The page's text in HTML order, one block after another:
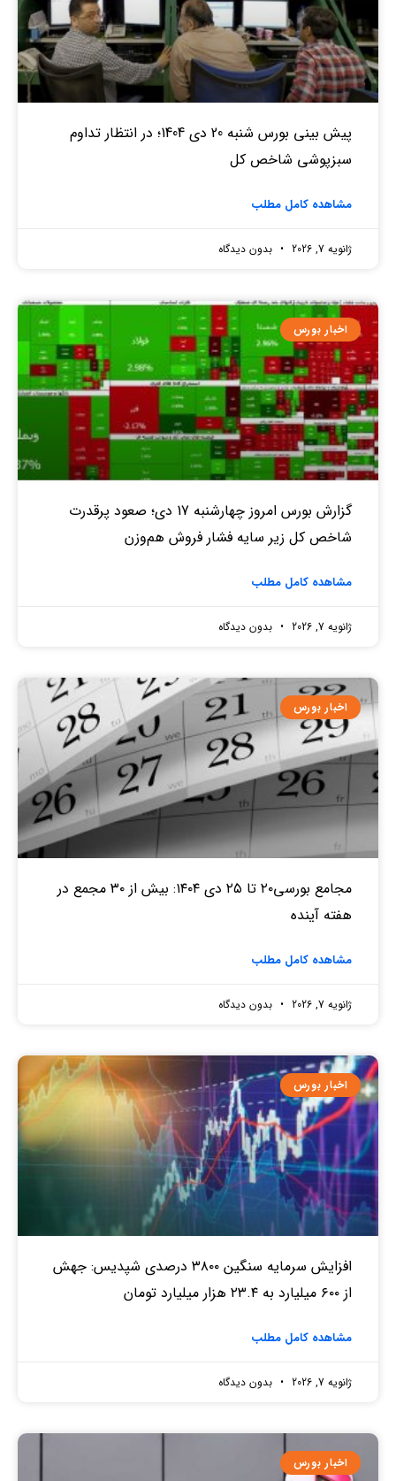
پیش بینی بورس شنبه 20 دی 1404؛ در انتظار تداوم
سبزپوشی شاخص کل
مشاهده کامل مطلب
ژانویه 7, 2026 بدون دیدگاه
اخبار بورس
گزارش بورس امروز چهارشنبه 17 دی؛ صعود پرقدرت
شاخص کل زیر سایه فشار فروش هم‌وزن
مشاهده کامل مطلب
ژانویه 7, 2026 بدون دیدگاه
اخبار بورس
مجامع بورسی۲۰ تا ۲۵ دی ۱۴۰۴: بیش از ۳۰ مجمع در
هفته آینده
مشاهده کامل مطلب
ژانویه 7, 2026 بدون دیدگاه
اخبار بورس
افزایش سرمایه سنگین ۳۸۰۰ درصدی شپدیس: جهش
از ۶۰۰ میلیارد به ۲۳.۴ هزار میلیارد تومان
مشاهده کامل مطلب
ژانویه 7, 2026 بدون دیدگاه
اخبار بورس